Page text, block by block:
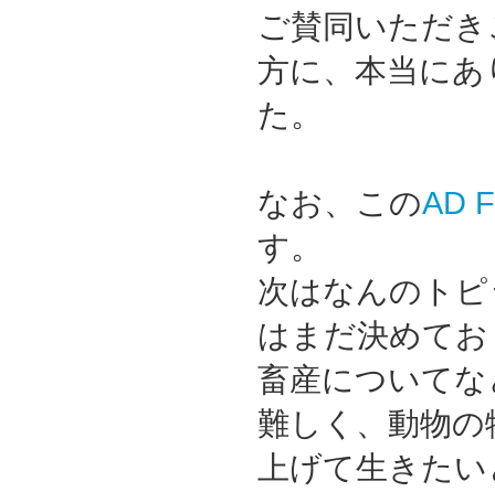
ご賛同いただ
方に、本当に
た。
なお、このAD
す。
次はなんのト
はまだ決めて
畜産について
難しく、動物
上げて生きた